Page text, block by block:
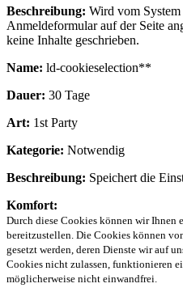
Beschreibung: Wird vom System
Anmeldeformular auf der Seite
keine Inhalte geschrieben.
Name: ld-cookieselection**
Dauer: 30 Tage
Art: 1st Party
Kategorie: Notwendig
Beschreibung: Speichert die
Komfort:
Durch diese Cookies können wir Ihnen
bereitzustellen. Die Cookies können
gesetzt werden, deren Dienste wir auf
Cookies nicht zulassen, funktionieren
möglicherweise nicht einwandfrei.